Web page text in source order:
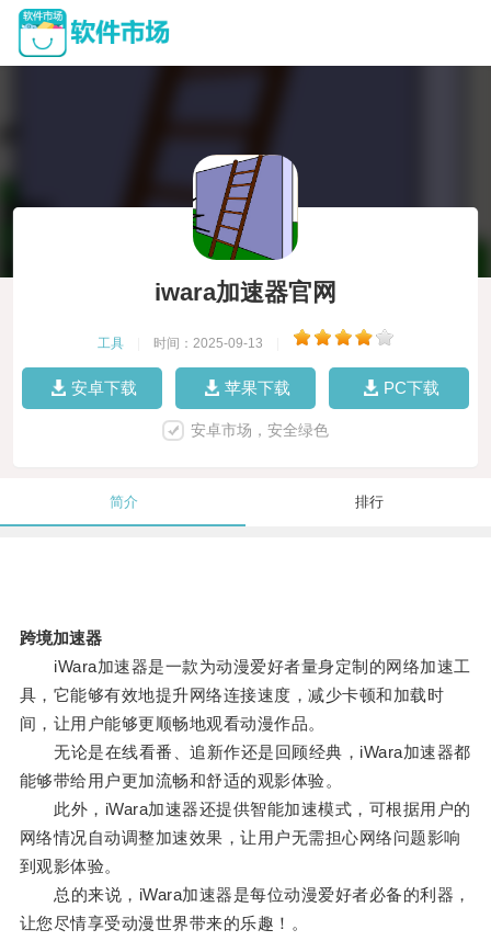
iwara加速器官网
工具 时间：2025-09-13
安卓下载 苹果下载 PC下载
安卓市场，安全绿色
简介 排行
跨境加速器
iWara加速器是一款为动漫爱好者量身定制的网络加速工
具，它能够有效地提升网络连接速度，减少卡顿和加载时
间，让用户能够更顺畅地观看动漫作品。
无论是在线看番、追新作还是回顾经典，iWara加速器都
能够带给用户更加流畅和舒适的观影体验。
此外，iWara加速器还提供智能加速模式，可根据用户的
网络情况自动调整加速效果，让用户无需担心网络问题影响
到观影体验。
总的来说，iWara加速器是每位动漫爱好者必备的利器，
让您尽情享受动漫世界带来的乐趣！。